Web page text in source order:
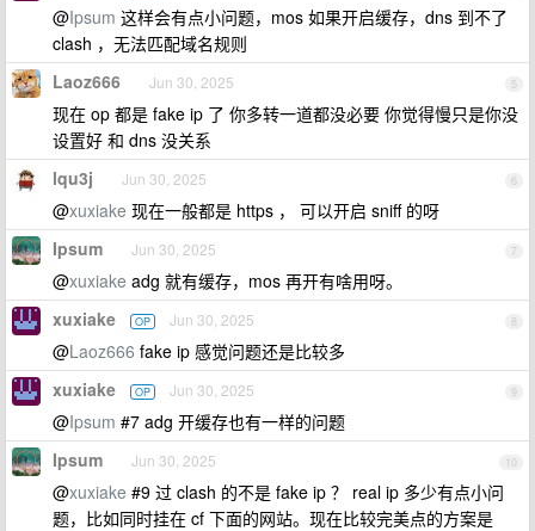
@Ipsum 这样会有点小问题，mos 如果开启缓存，dns 到不了
clash ，无法匹配域名规则
5
Laoz666 Jun 30, 2025
现在 op 都是 fake ip 了 你多转一道都没必要 你觉得慢只是你没
设置好 和 dns 没关系
6
lqu3j Jun 30, 2025
@xuxiake 现在一般都是 https ， 可以开启 sniff 的呀
7
Ipsum Jun 30, 2025
@xuxiake adg 就有缓存，mos 再开有啥用呀。
8
xuxiake OP Jun 30, 2025
@Laoz666 fake ip 感觉问题还是比较多
9
xuxiake OP Jun 30, 2025
@Ipsum #7 adg 开缓存也有一样的问题
10
Ipsum Jun 30, 2025
@xuxiake #9 过 clash 的不是 fake ip ？ real ip 多少有点小问
题，比如同时挂在 cf 下面的网站。现在比较完美点的方案是